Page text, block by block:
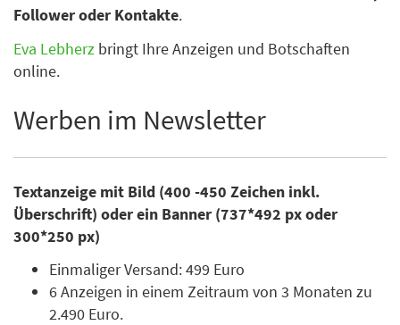
Follower oder Kontakte.
Eva Lebherz bringt Ihre Anzeigen und Botschaften
online.
Werben im Newsletter
Textanzeige mit Bild (400 -450 Zeichen inkl.
Überschrift) oder ein Banner (737*492 px oder
300*250 px)
Einmaliger Versand: 499 Euro
6 Anzeigen in einem Zeitraum von 3 Monaten zu
2.490 Euro.